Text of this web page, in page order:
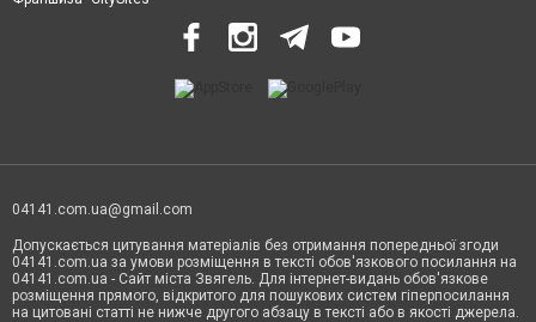
04141.com.ua@gmail.com
Допускається цитування матеріалів без отримання попередньої згоди
04141.com.ua за умови розміщення в тексті обов'язкового посилання на
04141.com.ua - Сайт міста Звягель. Для інтернет-видань обов'язкове
розміщення прямого, відкритого для пошукових систем гіперпосилання
на цитовані статті не нижче другого абзацу в тексті або в якості джерела.